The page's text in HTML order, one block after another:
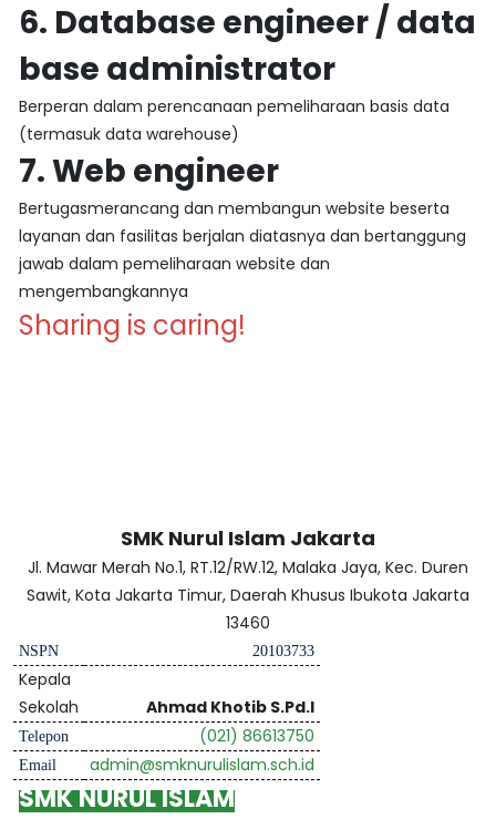
6. Database engineer / data
base administrator
Berperan dalam perencanaan pemeliharaan basis data
(termasuk data warehouse)
7. Web engineer
Bertugasmerancang dan membangun website beserta
layanan dan fasilitas berjalan diatasnya dan bertanggung
jawab dalam pemeliharaan website dan
mengembangkannya
Sharing is caring!
SMK Nurul Islam Jakarta
Jl. Mawar Merah No.1, RT.12/RW.12, Malaka Jaya, Kec. Duren
Sawit, Kota Jakarta Timur, Daerah Khusus Ibukota Jakarta
13460
NSPN 20103733
Kepala
Sekolah
Ahmad Khotib S.Pd.I
Telepon (021) 86613750
Email admin@smknurulislam.sch.id
SMK NURUL ISLAM